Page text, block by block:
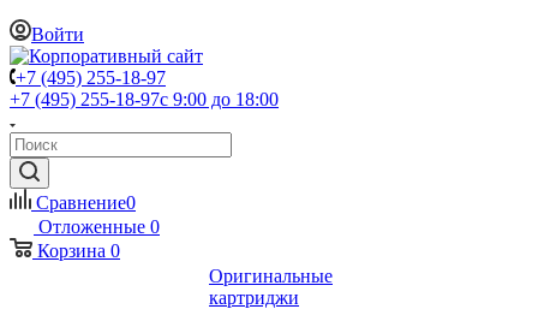
Войти
+7 (495) 255-18-97
+7 (495) 255-18-97с 9:00 до 18:00
Сравнение0
Отложенные 0
Корзина 0
Оригинальные
картриджи